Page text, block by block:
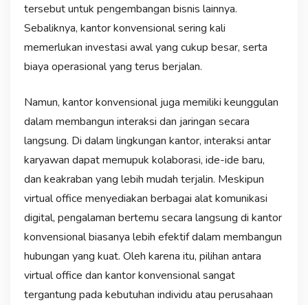
tersebut untuk pengembangan bisnis lainnya.
Sebaliknya, kantor konvensional sering kali
memerlukan investasi awal yang cukup besar, serta
biaya operasional yang terus berjalan.
Namun, kantor konvensional juga memiliki keunggulan
dalam membangun interaksi dan jaringan secara
langsung. Di dalam lingkungan kantor, interaksi antar
karyawan dapat memupuk kolaborasi, ide-ide baru,
dan keakraban yang lebih mudah terjalin. Meskipun
virtual office menyediakan berbagai alat komunikasi
digital, pengalaman bertemu secara langsung di kantor
konvensional biasanya lebih efektif dalam membangun
hubungan yang kuat. Oleh karena itu, pilihan antara
virtual office dan kantor konvensional sangat
tergantung pada kebutuhan individu atau perusahaan